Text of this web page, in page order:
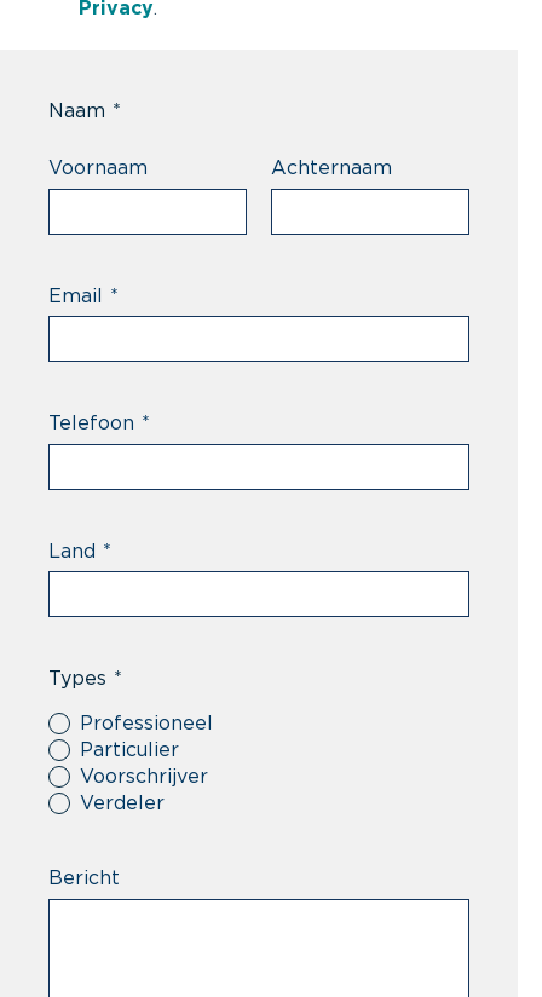
Privacy.
Naam *
Voornaam Achternaam
Email *
Telefoon *
Land *
Types *
Professioneel
Particulier
Voorschrijver
Verdeler
Bericht